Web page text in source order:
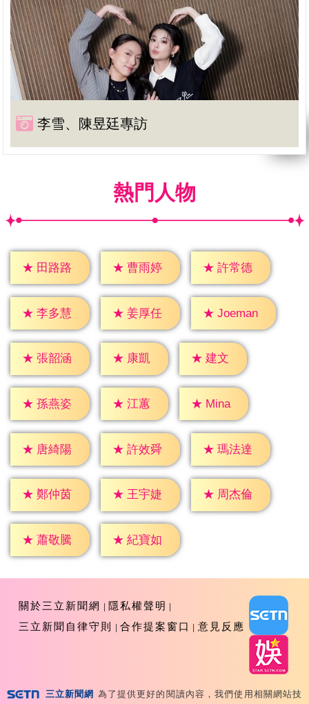
李雪、陳昱廷專訪
熱門人物
★ 田路路 ★ 曹雨婷 ★ 許常德
★ 李多慧 ★ 姜厚任 ★ Joeman
★ 張韶涵 ★ 康凱 ★ 建文
★ 孫燕姿 ★ 江蕙 ★ Mina
★ 唐綺陽 ★ 許效舜 ★ 瑪法達
★ 鄭仲茵 ★ 王宇婕 ★ 周杰倫
★ 蕭敬騰 ★ 紀寶如
關於三立新聞網
隱私權聲明
三立新聞自律守則
合作提案窗口 意見反應
三立新聞網 為了提供更好的閱讀內容，我們使用相關網站技